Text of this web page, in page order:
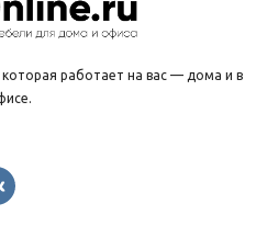
работает на вас — дома и в